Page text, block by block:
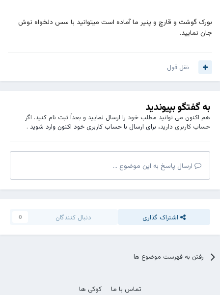
بورک گوشت و قارچ و پنیر ما آماده است میتوانید با سس دلخواه نوش
جان نمایید.
نقل قول
به گفتگو بپیوندید
هم اکنون می توانید مطلب خود را ارسال نمایید و بعداً ثبت نام کنید. اگر
حساب کاربری دارید، برای ارسال با حساب کاربری خود اکنون وارد شوید.
ارسال پاسخ به این موضوع ...
اشتراک گذاری دنبال کنندگان 0
رفتن به فهرست موضوع ها
تماس با ما
کوکی ها